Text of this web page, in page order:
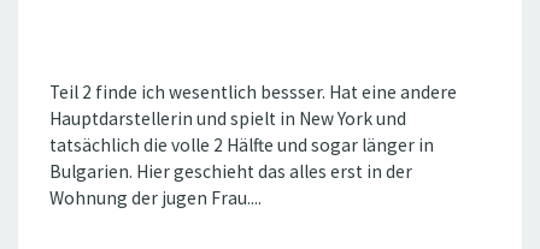
Teil 2 finde ich wesentlich bessser. Hat eine andere
Hauptdarstellerin und spielt in New York und
tatsächlich die volle 2 Hälfte und sogar länger in
Bulgarien. Hier geschieht das alles erst in der
Wohnung der jugen Frau....